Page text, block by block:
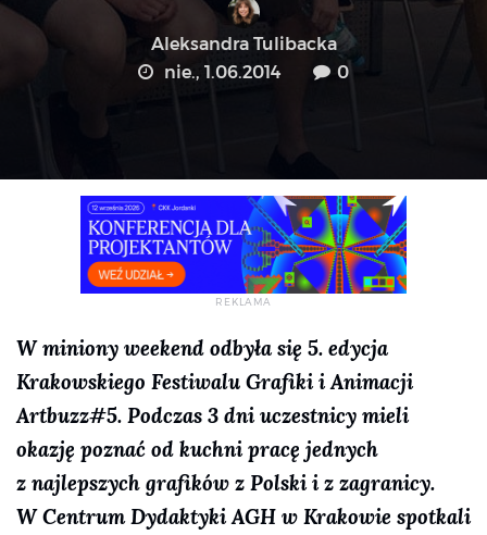
Aleksandra Tulibacka
nie., 1.06.2014
0
W miniony weekend odbyła się 5. edycja
Krakowskiego Festiwalu Grafiki i Animacji
Artbuzz#5. Podczas 3 dni uczestnicy mieli
okazję poznać od kuchni pracę jednych
z najlepszych grafików z Polski i z zagranicy.
W Centrum Dydaktyki AGH w Krakowie spotkali